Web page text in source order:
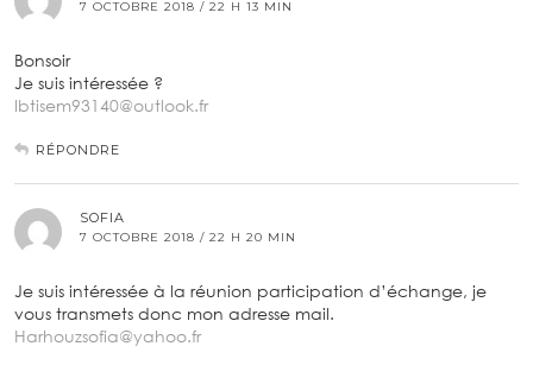
7 OCTOBRE 2018 / 22 H 13 MIN
Bonsoir
Je suis intéressée ?
Ibtisem93140@outlook.fr
RÉPONDRE
SOFIA
7 OCTOBRE 2018 / 22 H 20 MIN
Je suis intéressée à la réunion participation d’échange, je
vous transmets donc mon adresse mail.
Harhouzsofia@yahoo.fr